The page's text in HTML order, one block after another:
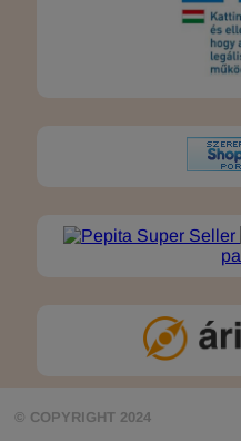
© COPYRIGHT 2024